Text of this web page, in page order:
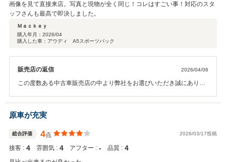
画像を見て直接来店。写真と現物が全く同じ！コレはすごい事！対応のスタ
ッフさんも最高で即決しました。
Ｍａｃｋｅｙ
購入年月： 2026/04
購入した車：アウディ A5スポーツバック
販売店の返信 2026/04/06
この度数ある中古車販売店の中より弊社をお選びいただき誠にありが
永いお付き合いのほど何卒宜しくお願い致します。
原車が充実
総合評価 4点 2026/03/17投稿
接客 : 4 雰囲気 : 4 アフター : ‐ 品質 : 4